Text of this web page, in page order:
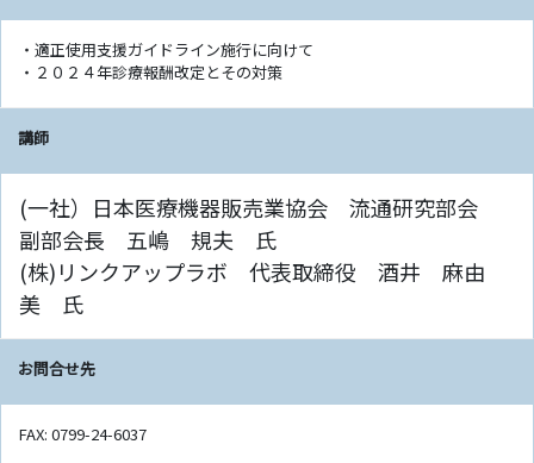
・適正使用支援ガイドライン施行に向けて
・２０２４年診療報酬改定とその対策
講師
(一社）日本医療機器販売業協会 流通研究部会
副部会長 五嶋 規夫 氏
(株)リンクアップラボ 代表取締役 酒井 麻由
美 氏
お問合せ先
FAX: 0799-24-6037